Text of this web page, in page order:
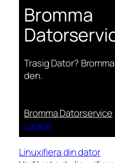
Bromma
Trasig Dator?
den.
Bromma Datorservice
Länkar
Linuxifiera din dator